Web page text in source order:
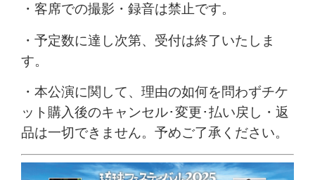
・客席での撮影・録音は禁止です。
・ 予定数に達し次第、受付は終了いたしま
す。
・本公演に関して、理由の如何を問わずチケ
ット購入後のキャンセル･変更･払い戻し・ 返
品は一切できません。予めご了承ください。